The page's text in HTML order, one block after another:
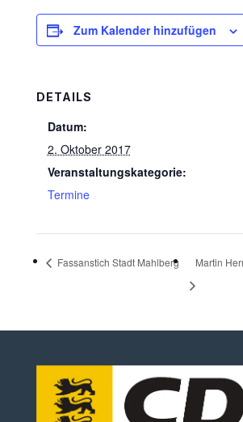
Zum Kalender hinzufügen
DETAILS
Datum:
2. Oktober 2017
Veranstaltungskategorie:
Termine
Fassanstich Stadt Mahlberg Martin